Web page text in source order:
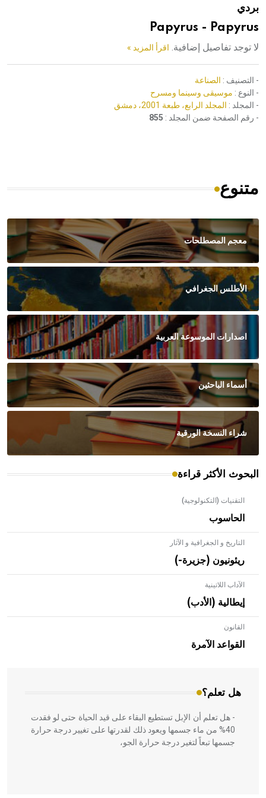
بردي
Papyrus - Papyrus
لا توجد تفاصيل إضافية. اقرأ المزيد »
- التصنيف : الصناعة
- النوع : موسيقى وسينما ومسرح
- المجلد : المجلد الرابع، طبعة 2001، دمشق
- رقم الصفحة ضمن المجلد : 855
متنوع
معجم المصطلحات
الأطلس الجغرافي
اصدارات الموسوعة العربية
أسماء الباحثين
شراء النسخة الورقية
البحوث الأكثر قراءة
التقنيات (التكنولوجية)
الحاسوب
التاريخ و الجغرافية و الآثار
ريئونيون (جزيرة-)
الآداب اللاتينية
إيطالية (الأدب)
القانون
القواعد الآمرة
هل تعلم؟
- هل تعلم أن الأبلق نوع من الفنون الهندسية التي ارتبطت
بالعمارة الإسلامية في بلاد الشام ومصر خاصة، حيث يحرص
المعمار على بناء مداميكه وخاصة في الواجهات
- هل تعلم أن الإبل تستطيع البقاء على قيد الحياة حتى لو فقدت
40% من ماء جسمها ويعود ذلك لقدرتها على تغيير درجة حرارة
جسمها تبعاً لتغير درجة حرارة الجو،